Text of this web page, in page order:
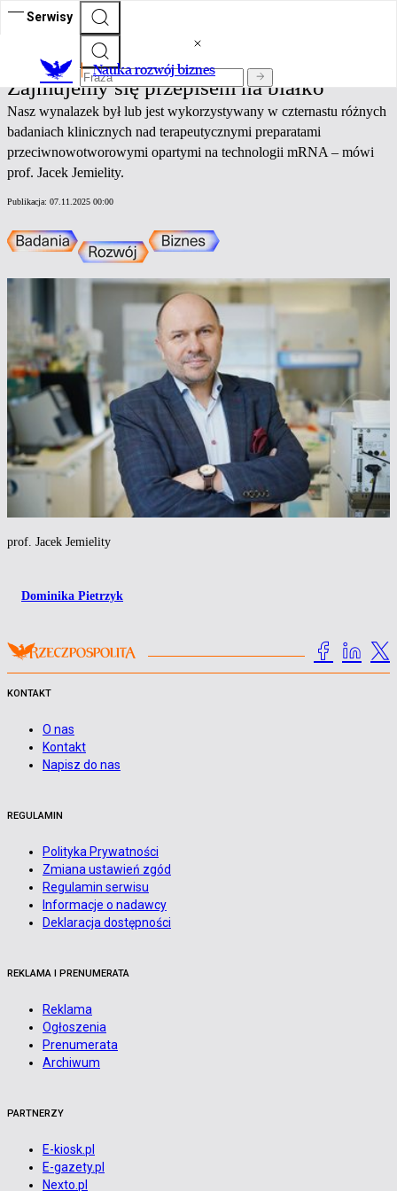
Serwisy
Nauka rozwój biznes
Nauka rozwój biznes
Zajmujemy się przepisem na białko
Nasz wynalazek był lub jest wykorzystywany w czternastu różnych
badaniach klinicznych nad terapeutycznymi preparatami
przeciwnowotworowymi opartymi na technologii mRNA – mówi
prof. Jacek Jemielity.
Publikacja: 07.11.2025 00:00
prof. Jacek Jemielity
Dominika Pietrzyk
KONTAKT
O nas
Kontakt
Napisz do nas
REGULAMIN
Polityka Prywatności
Zmiana ustawień zgód
Regulamin serwisu
Informacje o nadawcy
Deklaracja dostępności
REKLAMA I PRENUMERATA
Reklama
Ogłoszenia
Prenumerata
Archiwum
PARTNERZY
E-kiosk.pl
E-gazety.pl
Nexto.pl